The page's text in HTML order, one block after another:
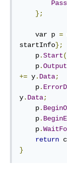
};
    var p
=
startInfo};
    p
.Start
    p
.
+= y. Data;
    p
.
y. Data;
    p
.
    p
.
    p
.
return
}